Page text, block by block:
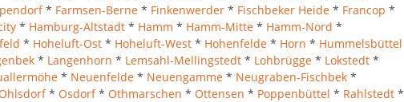
* Farmsen-Berne * Finkenwerder * Fischbeker Heide * Francop *
* Hamburg-Altstadt * Hamm * Hamm-Mitte * Hamm-Nord *
* Hoheluft-Ost * Hoheluft-West * Hohenfelde * Horn * Hummelsbüttel
* Langenhorn * Lemsahl-Mellingstedt * Lohbrügge * Lokstedt *
* Neuenfelde * Neuengamme * Neugraben-Fischbek *
* Osdorf* Othmarschen * Ottensen * Poppenbüttel * Rahlstedt *